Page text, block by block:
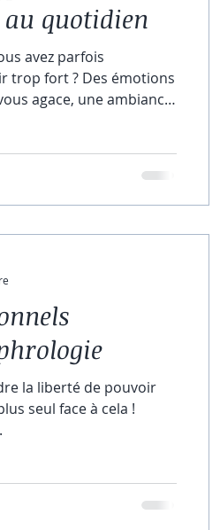
quotidien
avez parfois
trop fort ? Des émotions
agace, une ambiance
peut être une richesse
quotidien parfois
la liberté de pouvoir
seul face à cela !